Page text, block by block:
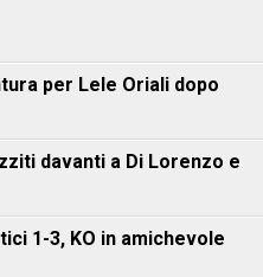
per Lele Oriali dopo
davanti a Di Lorenzo e
1-3, KO in amichevole